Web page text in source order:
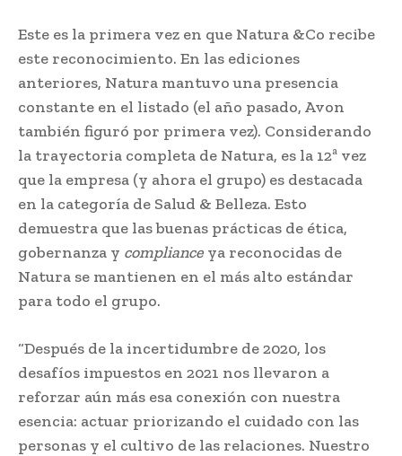
Este es la primera vez en que Natura &Co recibe
este reconocimiento. En las ediciones
anteriores, Natura mantuvo una presencia
constante en el listado (el año pasado, Avon
también figuró por primera vez). Considerando
la trayectoria completa de Natura, es la 12ª vez
que la empresa (y ahora el grupo) es destacada
en la categoría de Salud & Belleza. Esto
demuestra que las buenas prácticas de ética,
gobernanza y complianceya reconocidas de
Natura se mantienen en el más alto estándar
para todo el grupo.
“Después de la incertidumbre de 2020, los
desafíos impuestos en 2021 nos llevaron a
reforzar aún más esa conexión con nuestra
esencia: actuar priorizando el cuidado con las
personas y el cultivo de las relaciones. Nuestro